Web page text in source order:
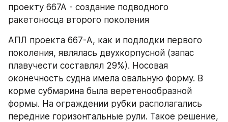
проекту 667А - создание подводного
ракетоносца второго поколения
АПЛ проекта 667-А, как и подлодки первого
поколения, являлась двухкорпусной (запас
плавучести составлял 29%). Носовая
оконечность судна имела овальную форму. В
корме субмарина была веретенообразной
формы. На ограждении рубки располагались
передние горизонтальные рули. Такое решение,